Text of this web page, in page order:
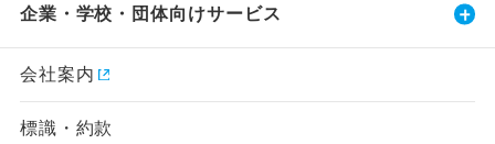
企業・学校・団体向けサービス
会社案内
標識・約款